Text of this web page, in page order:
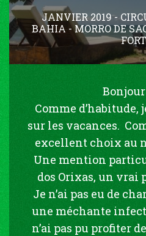
JANVIER 2019 -
BAHIA - MORRO DE
Comme
sur les vacances.
excellent choix au
Une mention
dos Orixas, un vrai
Je n’ai pas eu de
une méchante
n’ai pas pu profiter